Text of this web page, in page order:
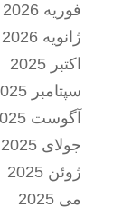
فوریه 2026
ژانویه 2026
اکتبر 2025
سپتامبر 2025
آگوست 2025
جولای 2025
ژوئن 2025
می 2025